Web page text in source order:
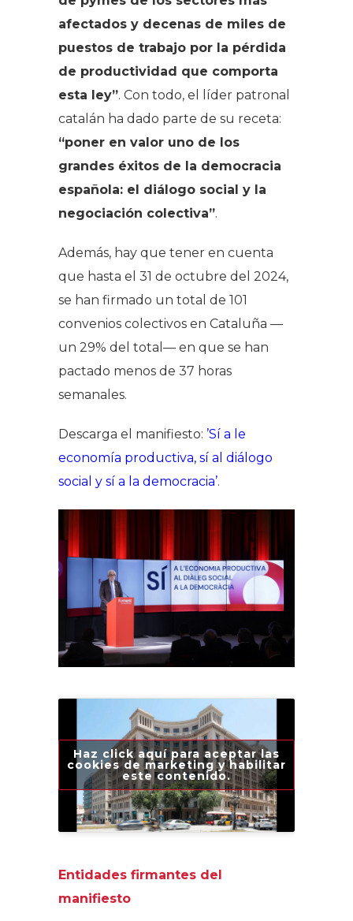
afectados y decenas de miles de
puestos de trabajo por la pérdida
de productividad que comporta
esta ley”. Con todo, el líder patronal
catalán ha dado parte de su receta:
“poner en valor uno de los
grandes éxitos de la democracia
española: el diálogo social y la
negociación colectiva”.
Además, hay que tener en cuenta
que hasta el 31 de octubre del 2024,
se han firmado un total de 101
convenios colectivos en Cataluña —
un 29% del total— en que se han
pactado menos de 37 horas
semanales.
Descarga el manifiesto: ’Sí a le
economía productiva, sí al diálogo
social y sí a la democracia’.
Haz click aquí para aceptar las
cookies de marketing y habilitar
este contenido.
Entidades firmantes del
manifiesto